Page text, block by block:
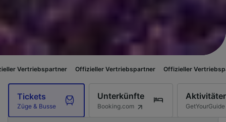
Offizieller Vertriebspartner Offizieller Vertriebspartner
Tickets
Züge & Busse
Unterkünfte
Booking.com GetYourGuide